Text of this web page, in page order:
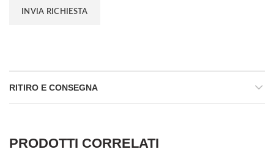
RITIRO E CONSEGNA
PRODOTTI CORRELATI